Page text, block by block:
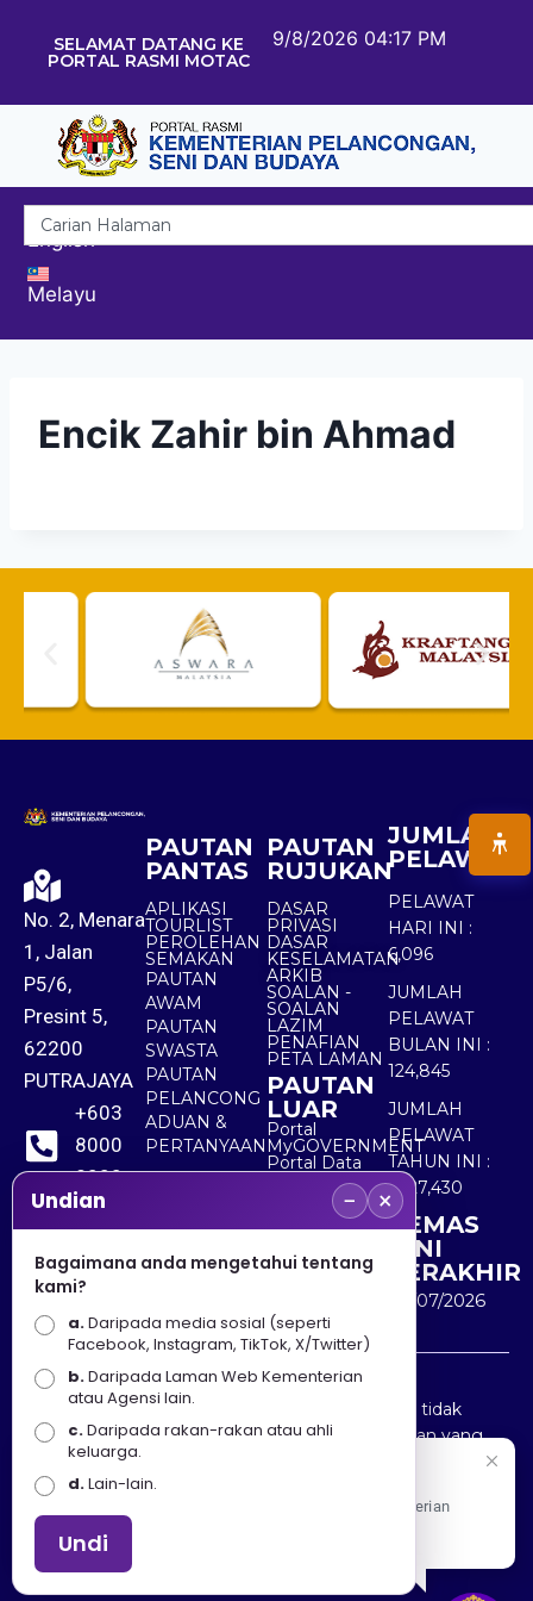
SELAMAT DATANG KE
PORTAL RASMI MOTAC
9/8/2026 04:17 PM
English
Melayu
Encik Zahir bin Ahmad
No. 2, Menara
1, Jalan
P5/6,
Presint 5,
62200
PUTRAJAYA
+603
8000
8000
+603
8891
7100
PAUTAN
PANTAS
APLIKASI
TOURLIST
PEROLEHAN
SEMAKAN
PAUTAN
AWAM
PAUTAN
SWASTA
PAUTAN
PELANCONG
ADUAN &
PERTANYAAN
PAUTAN
RUJUKAN
DASAR
PRIVASI
DASAR
KESELAMATAN
ARKIB
SOALAN -
SOALAN
LAZIM
PENAFIAN
PETA LAMAN
PAUTAN
LUAR
Portal
MyGOVERNMENT
Portal Data
Terbuka
Sektor Awam
JUMLAH
PELAWAT
PELAWAT
HARI INI :
6,096
JUMLAH
PELAWAT
BULAN INI :
124,845
JUMLAH
PELAWAT
TAHUN INI :
5,527,430
KEMAS
KINI
TERAKHIR
30/07/2026
Penafian : Kerajaan Malaysia dan Kementerian
Pelancongan Seni dan Budaya (MOTAC) adalah tidak
bertanggungjawab atas kehilangan atau kerugian yang
disebabkan oleh penggunaan mana-mana maklumat
yang diperolehi dari portal ini.
Hakcipta © 2025 KEMENTERIAN PELANCONGAN SENI
DAN BUDAYA. | Hak Cipta Terpelihara.
Undian − ×
Bagaimana anda mengetahui tentang
kami?
a.Daripada media sosial (seperti
Facebook, Instagram, TikTok, X/Twitter)
b.Daripada Laman Web Kementerian
atau Agensi lain.
c.Daripada rakan-rakan atau ahli
keluarga.
d.Lain-lain.
Undi
Apa Khabar! Selamat datang ke Portal Rasmi Kementerian
Pelancongan, Seni dan Budaya